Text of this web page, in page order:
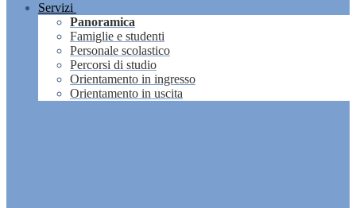
Servizi
Panoramica
Famiglie e studenti
Personale scolastico
Percorsi di studio
Orientamento in ingresso
Orientamento in uscita